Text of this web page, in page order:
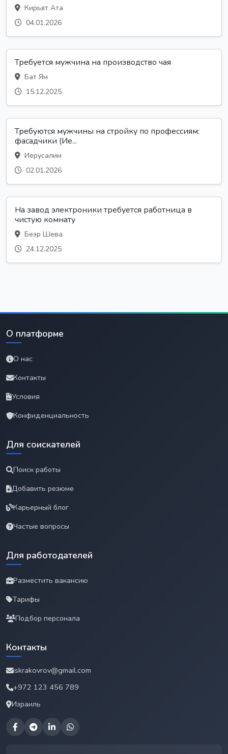
Кирьят Ата
04.01.2026
Требуется мужчина на производство чая
Бат Ям
15.12.2025
Требуются мужчины на стройку по профессиям:
фасадчики (Ие...
Иерусалим
02.01.2026
На завод электроники требуется работница в
чистую комнату
Беэр Шева
24.12.2025
О платформе
О нас
Контакты
Условия
Конфиденциальность
Для соискателей
Поиск работы
Добавить резюме
Карьерный блог
Частые вопросы
Для работодателей
Разместить вакансию
Тарифы
Подбор персонала
Контакты
iskrakovrov@gmail.com
+972 123 456 789
Израиль